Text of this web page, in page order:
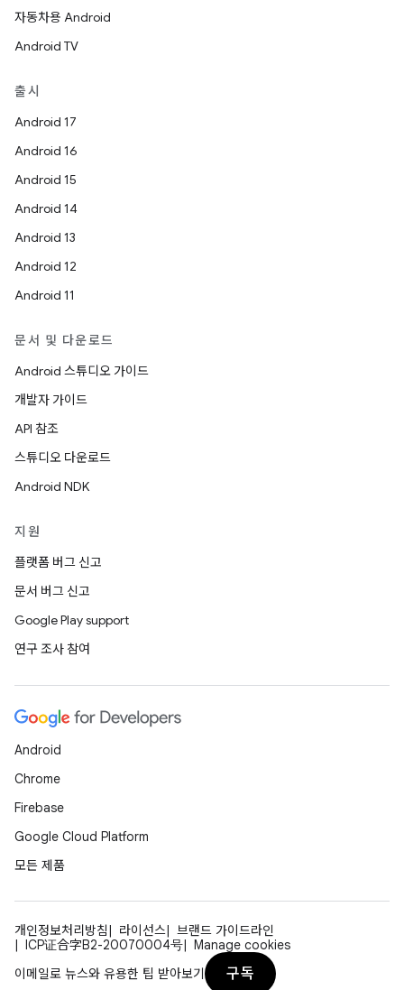
자동차용 Android
Android TV
출시
Android 17
Android 16
Android 15
Android 14
Android 13
Android 12
Android 11
문서 및 다운로드
Android 스튜디오 가이드
개발자 가이드
API 참조
스튜디오 다운로드
Android NDK
지원
플랫폼 버그 신고
문서 버그 신고
Google Play support
연구 조사 참여
Android
Chrome
Firebase
Google Cloud Platform
모든 제품
개인정보처리방침 라이선스
브랜드 가이드라인
ICP证合字B2-20070004号
Manage cookies
이메일로 뉴스와 유용한 팁 받아보기
구독